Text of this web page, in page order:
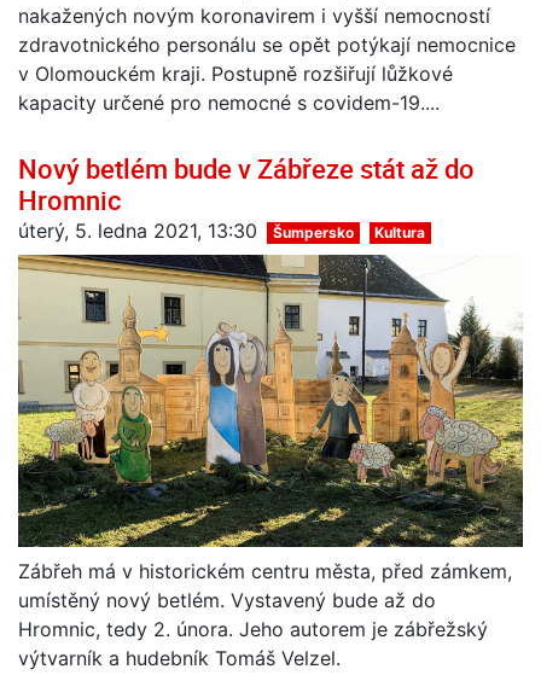
nakažených novým koronavirem i vyšší nemocností
zdravotnického personálu se opět potýkají nemocnice
v Olomouckém kraji. Postupně rozšiřují lůžkové
kapacity určené pro nemocné s covidem-19....
Nový betlém bude v Zábřeze stát až do
Hromnic
úterý, 5. ledna 2021, 13:30 Šumpersko Kultura
Zábřeh má v historickém centru města, před zámkem,
umístěný nový betlém. Vystavený bude až do
Hromnic, tedy 2. února. Jeho autorem je zábřežský
výtvarník a hudebník Tomáš Velzel.